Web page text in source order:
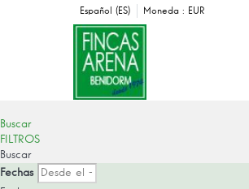
Español (ES) Moneda : EUR
Buscar
FILTROS
Buscar
Fechas